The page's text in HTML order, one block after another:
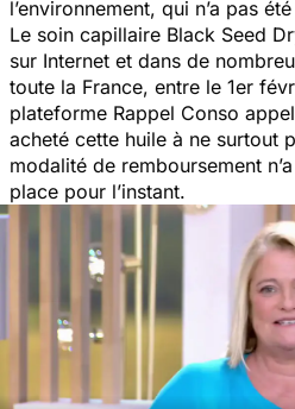
l’environnement, qui n’a pas
Le soin capillaire Black Seed
sur Internet et dans de
toute la France, entre le 1er
plateforme Rappel Conso
acheté cette huile à ne surtout
modalité de remboursement
place pour l’instant.